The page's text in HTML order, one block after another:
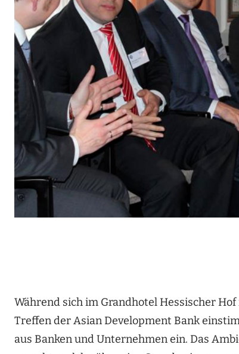
Während sich im Grandhotel Hessischer
Treffen der Asian Development Bank
aus Banken und Unternehmen ein. Das